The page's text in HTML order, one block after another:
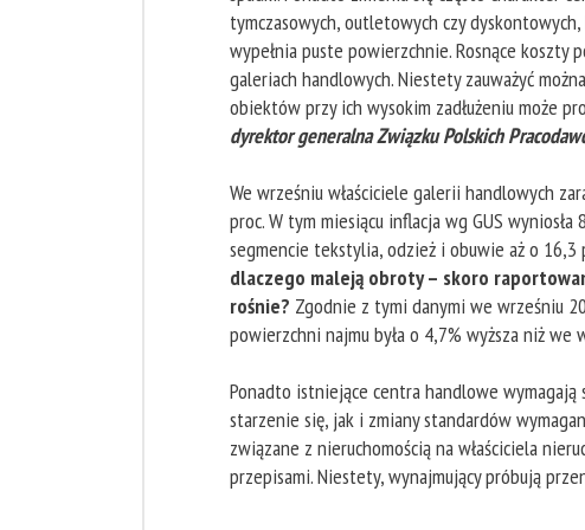
tymczasowych, outletowych czy
wypełnia puste powierzchnie. Rosnące
galeriach handlowych. Niestety zauważyć
obiektów przy ich wysokim zadłużeniu może
dyrektor generalna Związku Polskich
We wrześniu właściciele galerii handlowych
proc. W tym miesiącu inflacja wg GUS
segmencie tekstylia, odzież i obuwie aż o 16,3
dlaczego maleją obroty – skoro
rośnie? Zgodnie z tymi danymi we wrześniu
powierzchni najmu była o 4,7% wyższa niż we
Ponadto istniejące centra handlowe
starzenie się, jak i zmiany standardów
związane z nieruchomością na właściciela
przepisami. Niestety, wynajmujący próbują